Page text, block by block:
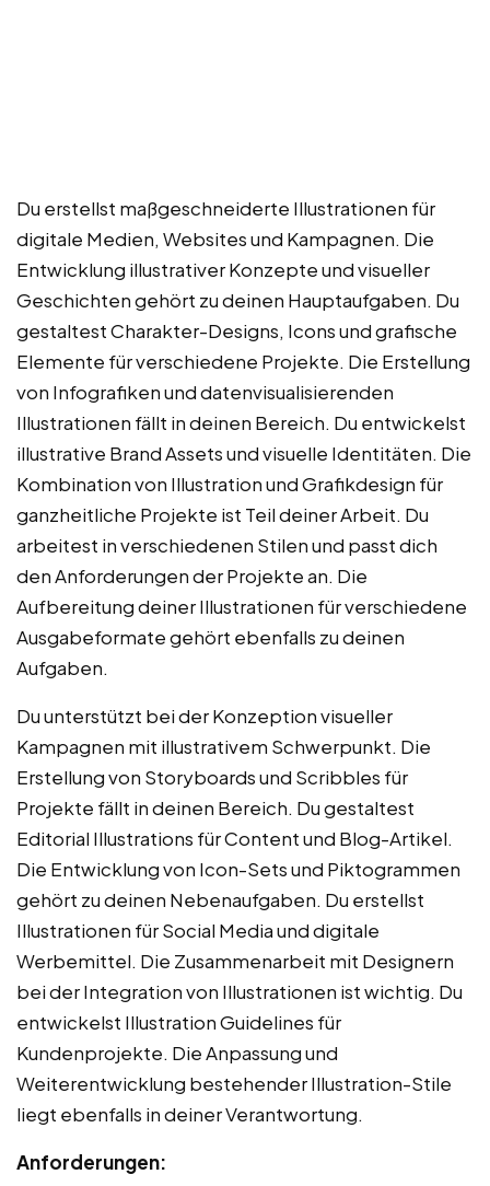
Du erstellst maßgeschneiderte Illustrationen für
digitale Medien, Websites und Kampagnen. Die
Entwicklung illustrativer Konzepte und visueller
Geschichten gehört zu deinen Hauptaufgaben. Du
gestaltest Charakter-Designs, Icons und grafische
Elemente für verschiedene Projekte. Die Erstellung
von Infografiken und datenvisualisierenden
Illustrationen fällt in deinen Bereich. Du entwickelst
illustrative Brand Assets und visuelle Identitäten. Die
Kombination von Illustration und Grafikdesign für
ganzheitliche Projekte ist Teil deiner Arbeit. Du
arbeitest in verschiedenen Stilen und passt dich
den Anforderungen der Projekte an. Die
Aufbereitung deiner Illustrationen für verschiedene
Ausgabeformate gehört ebenfalls zu deinen
Aufgaben.
Du unterstützt bei der Konzeption visueller
Kampagnen mit illustrativem Schwerpunkt. Die
Erstellung von Storyboards und Scribbles für
Projekte fällt in deinen Bereich. Du gestaltest
Editorial Illustrations für Content und Blog-Artikel.
Die Entwicklung von Icon-Sets und Piktogrammen
gehört zu deinen Nebenaufgaben. Du erstellst
Illustrationen für Social Media und digitale
Werbemittel. Die Zusammenarbeit mit Designern
bei der Integration von Illustrationen ist wichtig. Du
entwickelst Illustration Guidelines für
Kundenprojekte. Die Anpassung und
Weiterentwicklung bestehender Illustration-Stile
liegt ebenfalls in deiner Verantwortung.
Anforderungen: